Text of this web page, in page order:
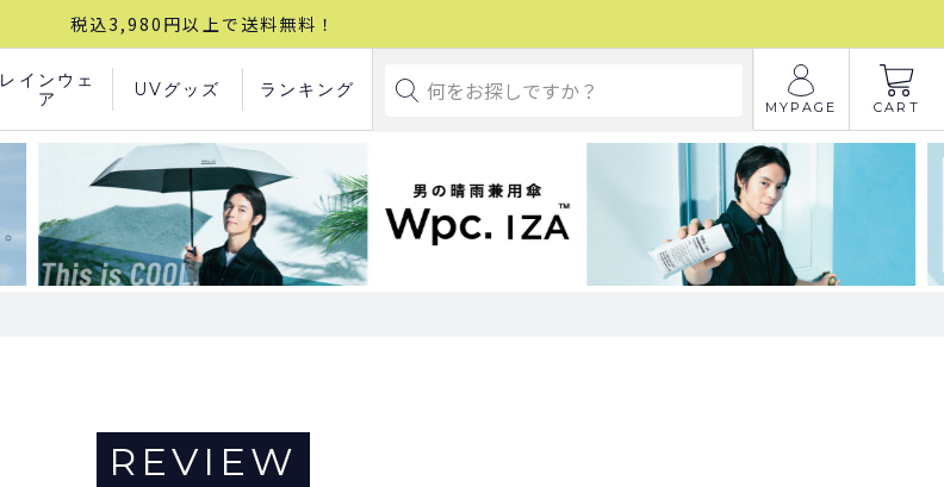
税込3,980円以上で送料無料！
レインウェ
ア
UVグッズ ランキング
MYPAGE CART
REVIEW